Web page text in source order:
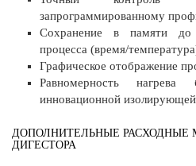
запрограммированному
Сохранение в памяти
процесса (время/
Графическое отображение
Равномерность нагрева
инновационной
ДОПОЛНИТЕЛЬНЫЕ РАСХОДНЫЕ
ДИГЕСТОРА